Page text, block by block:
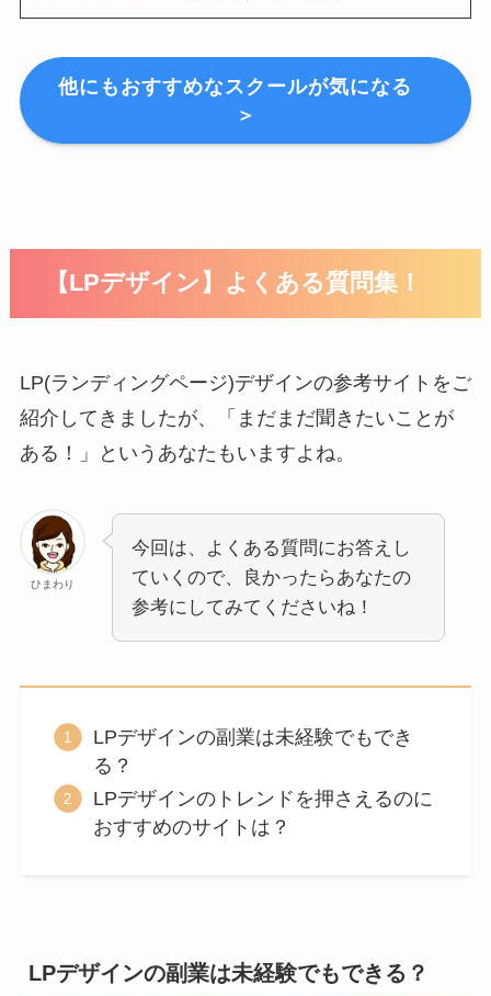
他にもおすすめなスクールが気になる
＞
【LPデザイン】よくある質問集！
LP(ランディングページ)デザインの参考サイトをご
紹介してきましたが、「まだまだ聞きたいことが
ある！」というあなたもいますよね。
ひまわり
今回は、よくある質問にお答えし
ていくので、良かったらあなたの
参考にしてみてくださいね！
LPデザインの副業は未経験でもでき
る？
LPデザインのトレンドを押さえるのに
おすすめのサイトは？
LPデザインの副業は未経験でもできる？